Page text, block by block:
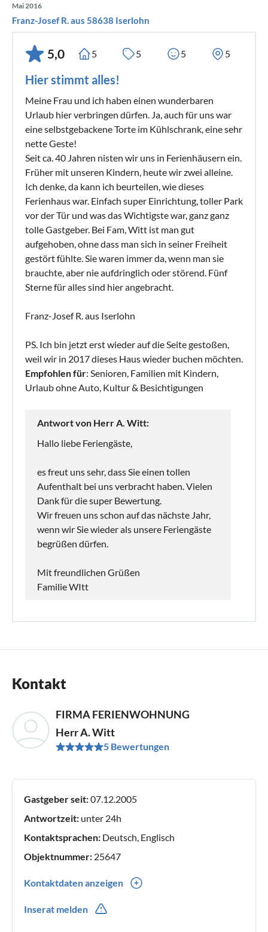
Mai 2016
Franz-Josef R. aus 58638 Iserlohn
5,0 5 5 5 5
Hier stimmt alles!
Meine Frau und ich haben einen wunderbaren
Urlaub hier verbringen dürfen. Ja, auch für uns war
eine selbstgebackene Torte im Kühlschrank, eine sehr
nette Geste!
Seit ca. 40 Jahren nisten wir uns in Ferienhäusern ein.
Früher mit unseren Kindern, heute wir zwei alleine.
Ich denke, da kann ich beurteilen, wie dieses
Ferienhaus war. Einfach super Einrichtung, toller Park
vor der Tür und was das Wichtigste war, ganz ganz
tolle Gastgeber. Bei Fam, Witt ist man gut
aufgehoben, ohne dass man sich in seiner Freiheit
gestört fühlte. Sie waren immer da, wenn man sie
brauchte, aber nie aufdringlich oder störend. Fünf
Sterne für alles sind hier angebracht.
Franz-Josef R. aus Iserlohn
PS. Ich bin jetzt erst wieder auf die Seite gestoßen,
weil wir in 2017 dieses Haus wieder buchen möchten.
Empfohlen für: Senioren, Familien mit Kindern,
Urlaub ohne Auto, Kultur & Besichtigungen
Antwort von Herr A. Witt:
Hallo liebe Feriengäste,
es freut uns sehr, dass Sie einen tollen
Aufenthalt bei uns verbracht haben. Vielen
Dank für die super Bewertung.
Wir freuen uns schon auf das nächste Jahr,
wenn wir Sie wieder als unsere Feriengäste
begrüßen dürfen.
Mit freundlichen Grüßen
Familie WItt
Kontakt
FIRMA FERIENWOHNUNG
Herr A. Witt
5 Bewertungen
Gastgeber seit:07.12.2005
Antwortzeit: unter 24h
Kontaktsprachen: Deutsch, Englisch
Objektnummer: 25647
Kontaktdaten anzeigen
Inserat melden